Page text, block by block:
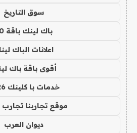
سوق التاريخ
باك لينك باقة 20
اعلانات الباك
أقوى باقة باك
خدمات با كلينك 2026
موقع تجاربنا تجارب
ديوان العرب